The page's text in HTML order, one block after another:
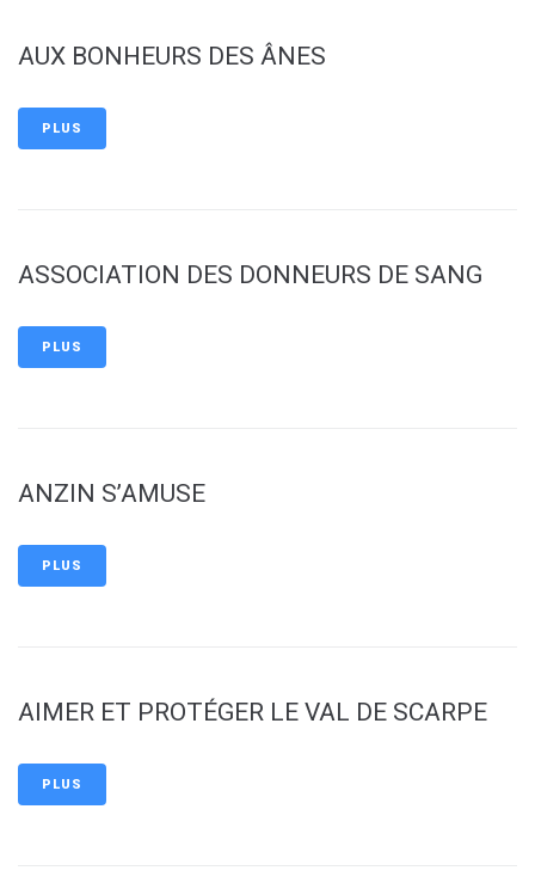
AUX BONHEURS DES ÂNES
PLUS
ASSOCIATION DES DONNEURS DE SANG
PLUS
ANZIN S’AMUSE
PLUS
AIMER ET PROTÉGER LE VAL DE SCARPE
PLUS